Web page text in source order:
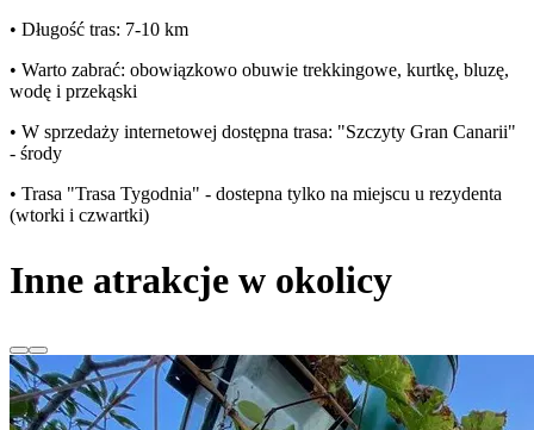
• Długość tras: 7-10 km
• Warto zabrać: obowiązkowo obuwie trekkingowe, kurtkę, bluzę,
wodę i przekąski
• W sprzedaży internetowej dostępna trasa: "Szczyty Gran Canarii"
- środy
• Trasa "Trasa Tygodnia" - dostepna tylko na miejscu u rezydenta
(wtorki i czwartki)
Inne atrakcje w okolicy